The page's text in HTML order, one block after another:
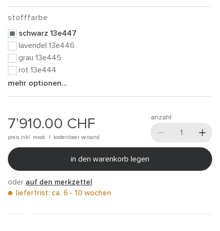
stofffarbe
schwarz 13e447
lavendel 13e446
grau 13e445
rot 13e444
mehr optionen...
7’910.00 CHF
preis inkl. mwst. | kostenloser versand
anzahl:
in den warenkorb legen
oder auf den merkzettel
lieferfrist: ca. 6 - 10 wochen